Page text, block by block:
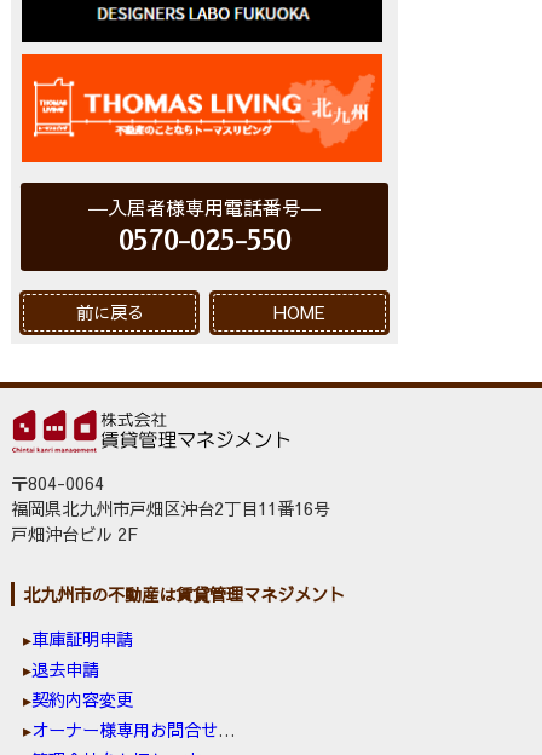
入居者様専用電話番号
0570-025-550
前に戻る HOME
〒804-0064
福岡県北九州市戸畑区沖台2丁目11番16号
戸畑沖台ビル 2F
北九州市の不動産は賃貸管理マネジメント
車庫証明申請
退去申請
契約内容変更
オーナー様専用お問合せ窓口